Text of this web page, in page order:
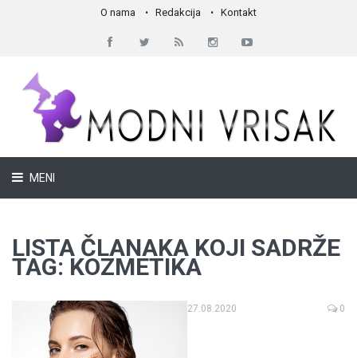
O nama Redakcija Kontakt
MENI
LISTA ČLANAKA KOJI SADRŽE
TAG: KOZMETIKA
27.08.2020 0